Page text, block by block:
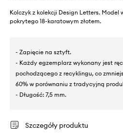
Kolczyk z kolekcji Design Letters. Model
pokrytego 18-karatowym złotem.
- Zapięcie na sztyft.
- Każdy egzemplarz wykonany jest
pochodzącego z recyklingu, co
60% w porównaniu z tradycyjną
- Długość: 7,5 mm.
Szczegóły produktu